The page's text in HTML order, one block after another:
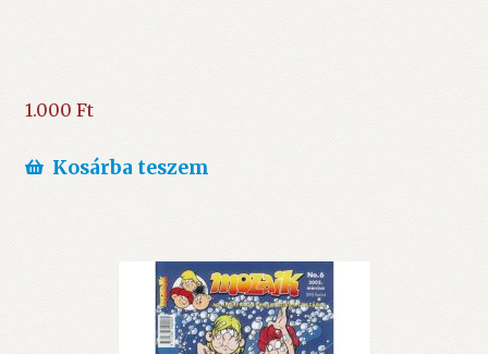
1.000 Ft
Kosárba teszem